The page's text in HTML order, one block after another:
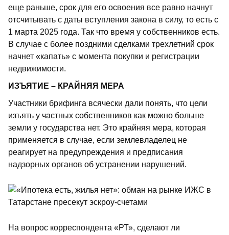
еще раньше, срок для его освоения все равно начнут
отсчитывать с даты вступления закона в силу, то есть с
1 марта 2025 года. Так что время у собственников есть.
В случае с более поздними сделками трехлетний срок
начнет «капать» с момента покупки и регистрации
недвижимости.
ИЗЪЯТИЕ – КРАЙНЯЯ МЕРА
Участники брифинга всячески дали понять, что цели
изъять у частных собственников как можно больше
земли у государства нет. Это крайняя мера, которая
применяется в случае, если землевладелец не
реагирует на предупреждения и предписания
надзорных органов об устранении нарушений.
На вопрос корреспондента «РТ», сделают ли